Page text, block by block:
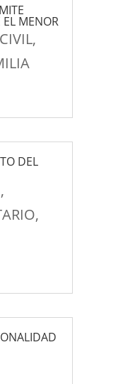
EL MENOR
,
DEL
,
,